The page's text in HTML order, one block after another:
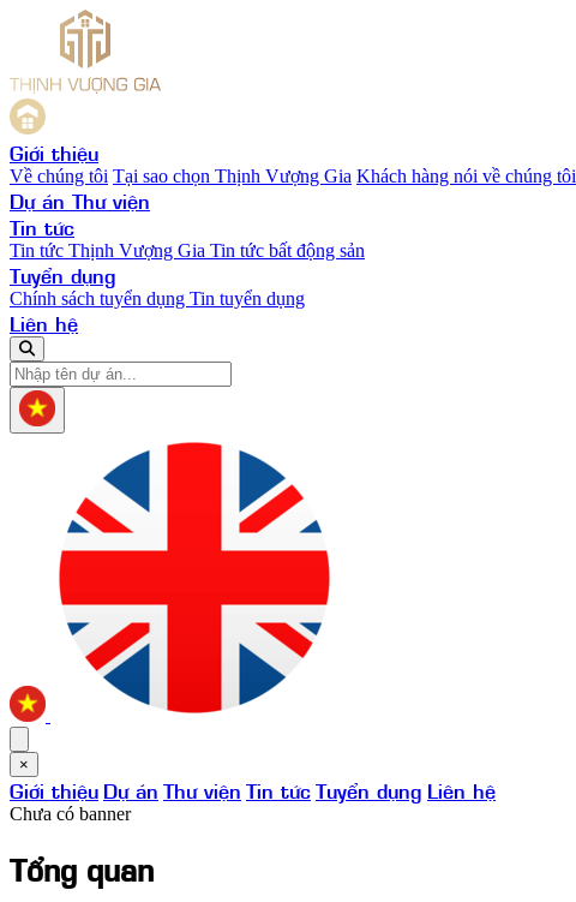
Giới thiệu
Về chúng tôi Tại sao chọn Thịnh Vượng Gia Khách hàng nói về chúng tôi
Dự án Thư viện
Tin tức
Tin tức Thịnh Vượng Gia Tin tức bất động sản
Tuyển dụng
Chính sách tuyển dụng Tin tuyển dụng
Liên hệ
×
Giới thiệu Dự án Thư viện Tin tứcTuyển dụng Liên hệ
Chưa có banner
Tổng quan